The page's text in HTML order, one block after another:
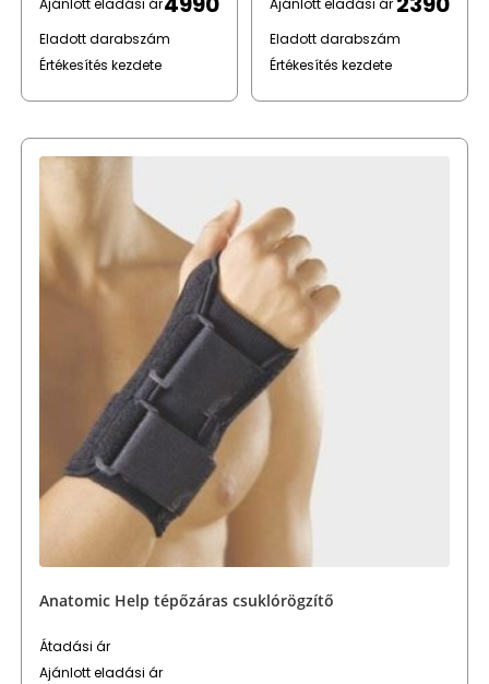
Ajánlott eladási ár
Eladott darabszám
Értékesítés kezdete
Ajánlott eladási ár
Eladott darabszám
Értékesítés kezdete
Anatomic Help tépőzáras csuklórögzítő
Átadási ár
Ajánlott eladási ár